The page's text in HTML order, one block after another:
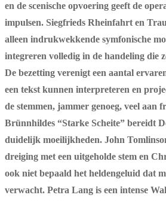
en de scenische opvoering geeft de
impulsen. Siegfrieds Rheinfahrt en
alleen indrukwekkende symfonische
integreren volledig in de handeling die
De bezetting verenigt een aantal
een tekst kunnen interpreteren en
de stemmen, jammer genoeg, veel aan
Brünnhildes “Starke Scheite” bereidt
duidelijk moeilijkheden. John
dreiging met een uitgeholde stem en
ook niet bepaald het heldengeluid dat
verwacht. Petra Lang is een intense